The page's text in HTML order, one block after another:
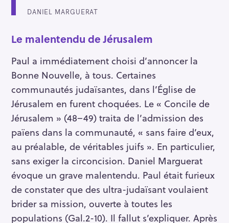
DANIEL MARGUERAT
Le malentendu de Jérusalem
Paul a immédiatement choisi d’annoncer la
Bonne Nouvelle, à tous. Certaines
communautés judaïsantes, dans l’Église de
Jérusalem en furent choquées. Le « Concile de
Jérusalem » (48–49) traita de l’admission des
païens dans la communauté, « sans faire d’eux,
au préalable, de véritables juifs ». En particulier,
sans exiger la circoncision. Daniel Marguerat
évoque un grave malentendu. Paul était furieux
de constater que des ultra-judaïsant voulaient
brider sa mission, ouverte à toutes les
populations (Gal.2-10). Il fallut s’expliquer. Après